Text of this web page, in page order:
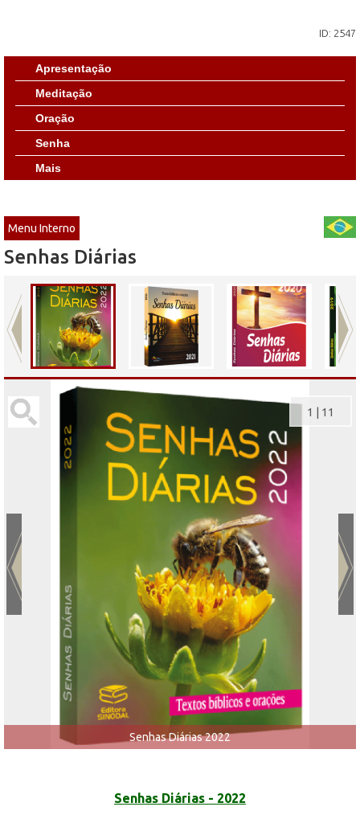
ID: 2547
Apresentação
Meditação
Oração
Senha
Mais
Menu Interno
Senhas Diárias
Senhas Diárias 2022
1 11
Senhas Diárias - 2022